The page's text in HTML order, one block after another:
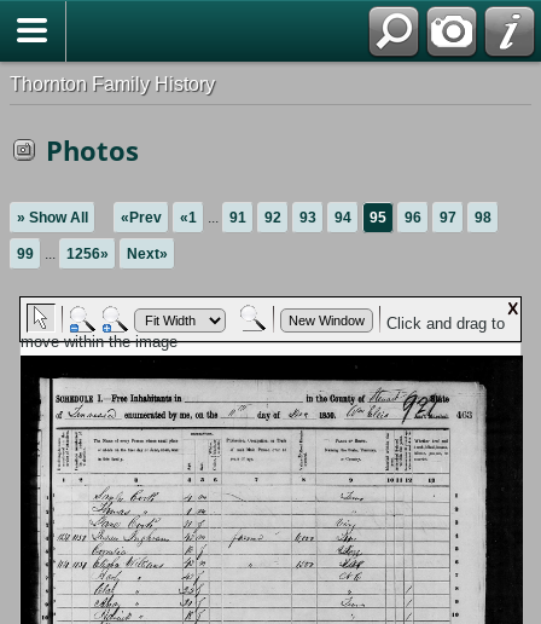
Thornton Family History
Photos
» Show All «Prev «1 ... 91 92 93 94 95 96 97 98
99 ... 1256» Next»